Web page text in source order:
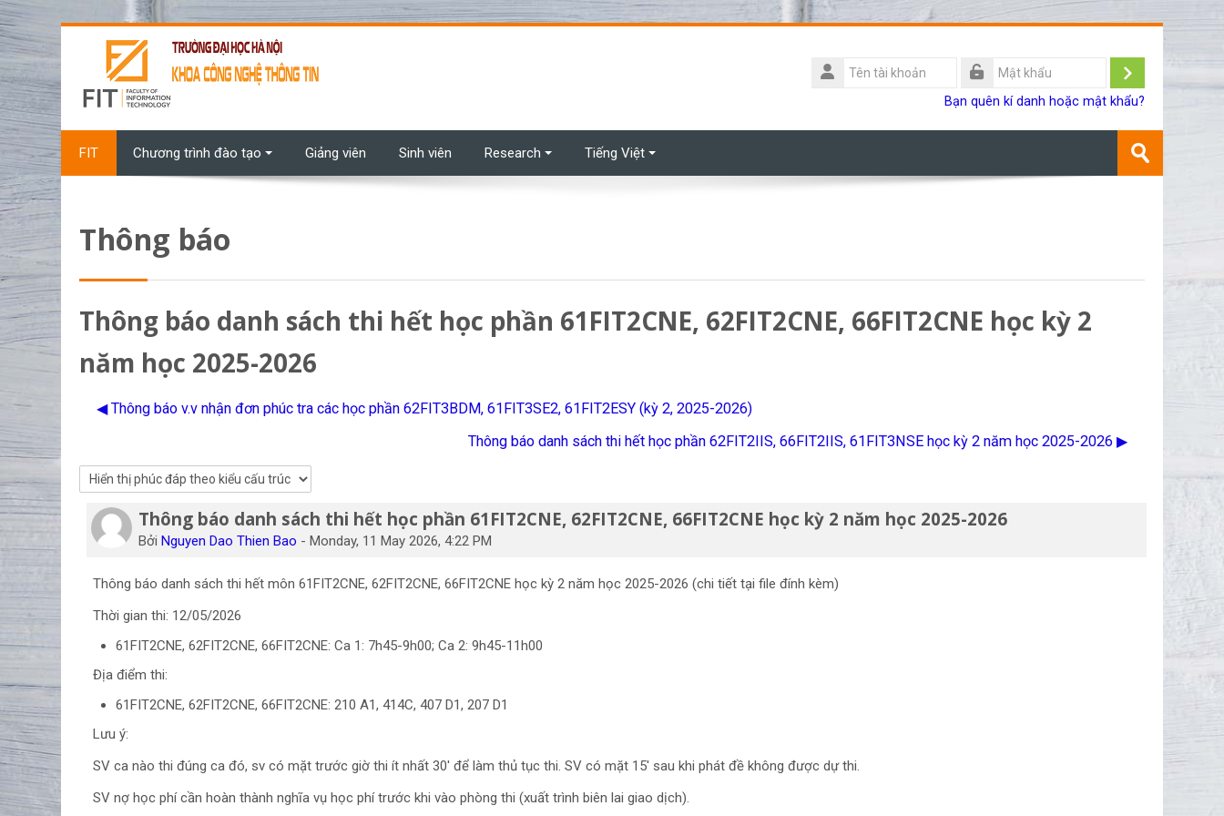
Chuyển tới nội dung chính
Tên
tài
Đăng
Bạn quên kí danh hoặc mật khẩu?
FIT Chương trình đào tạo Giảng viên Sinh viên Research Tiếng Việt
khoá
Gửi
Thông báo
Thông báo danh sách thi hết học phần 61FIT2CNE, 62FIT2CNE, 66FIT2CNE học kỳ 2
năm học 2025-2026
◀︎ Thông báo v.v nhận đơn phúc tra các học phần 62FIT3BDM, 61FIT3SE2, 61FIT2ESY (kỳ 2, 2025-2026)
Thông báo danh sách thi hết học phần 62FIT2IIS, 66FIT2IIS, 61FIT3NSE học kỳ 2 năm học 2025-2026 ▶︎
Thông báo danh sách thi hết học phần 61FIT2CNE, 62FIT2CNE, 66FIT2CNE học kỳ 2 năm học 2025-2026
BởiNguyen Dao Thien Bao -Monday, 11 May 2026, 4:22 PM
Số lượng các câu trả lời: 0
Thông báo danh sách thi hết môn 61FIT2CNE, 62FIT2CNE, 66FIT2CNE học kỳ 2 năm học 2025-2026 (chi tiết tại file đính kèm)
Thời gian thi: 12/05/2026
61FIT2CNE, 62FIT2CNE, 66FIT2CNE: Ca 1: 7h45-9h00; Ca 2: 9h45-11h00
Địa điểm thi:
61FIT2CNE, 62FIT2CNE, 66FIT2CNE: 210 A1, 414C, 407 D1, 207 D1
Lưu ý:
SV ca nào thi đúng ca đó, sv có mặt trước giờ thi ít nhất 30' để làm thủ tục thi. SV có mặt 15' sau khi phát đề không được dự thi.
SV nợ học phí cần hoàn thành nghĩa vụ học phí trước khi vào phòng thi (xuất trình biên lai giao dịch).